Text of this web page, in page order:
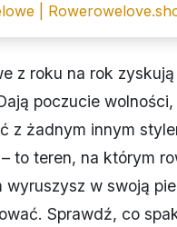
|
z roku na rok
poczucie
z żadnym innym
to teren, na którym
wyruszysz w swoją
Sprawdź, co